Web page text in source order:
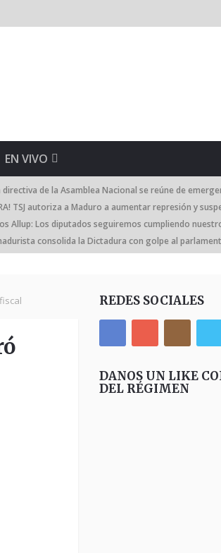
EN VIVO
directiva de la Asamblea Nacional se reúne de
TSJ autoriza a Maduro a aumentar represión y
Allup: Los diputados seguiremos cumpliendo
madurista consolida la Dictadura con golpe al
REDES SOCIALES
DANOS UN LIKE
DEL RÉGIMEN